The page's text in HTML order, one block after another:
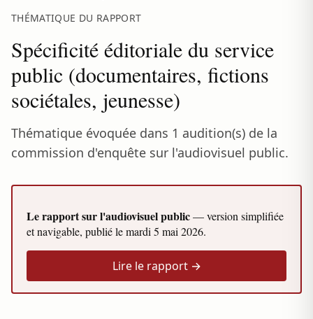
THÉMATIQUE DU RAPPORT
Spécificité éditoriale du service
public (documentaires, fictions
sociétales, jeunesse)
Thématique évoquée dans 1 audition(s) de la
commission d'enquête sur l'audiovisuel public.
Le rapport sur l'audiovisuel public— version simplifiée
et navigable, publié lemardi 5 mai 2026.
Lire le rapport →